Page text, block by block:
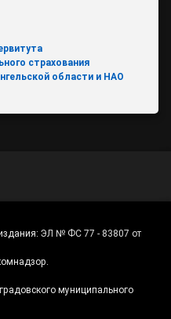
страхования
области и НАО
ЭЛ № ФС 77 - 83807 от
муниципального